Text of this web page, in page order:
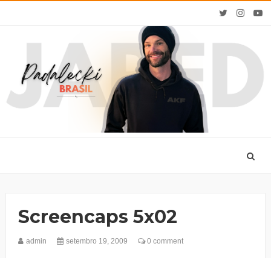
Screencaps 5x02
admin setembro 19, 2009 0 comment